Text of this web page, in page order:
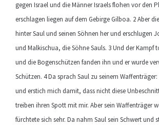
gegen Israel und die Männer Israels flohen vor den
erschlagen liegen auf dem Gebirge Gilboa. 2 Aber
hinter Saul und seinen Söhnen her und erschlugen
und Malkischua, die Söhne Sauls. 3 Und der Kampf
und die Bogenschützen fanden ihn und er wurde
Schützen. 4 Da sprach Saul zu seinem
und erstich mich damit, dass nicht diese
treiben ihren Spott mit mir. Aber sein Waffenträger
fürchtete sich sehr. Da nahm Saul sein Schwert und